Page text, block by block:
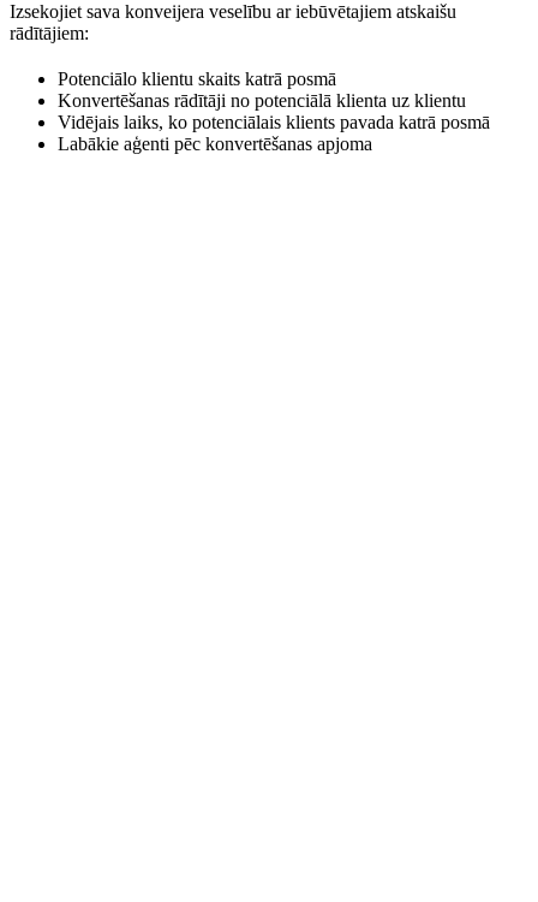
Izsekojiet sava konveijera veselību ar iebūvētajiem atskaišu
rādītājiem:
Potenciālo klientu skaits katrā posmā
Konvertēšanas rādītāji no potenciālā klienta uz klientu
Vidējais laiks, ko potenciālais klients pavada katrā posmā
Labākie aģenti pēc konvertēšanas apjoma